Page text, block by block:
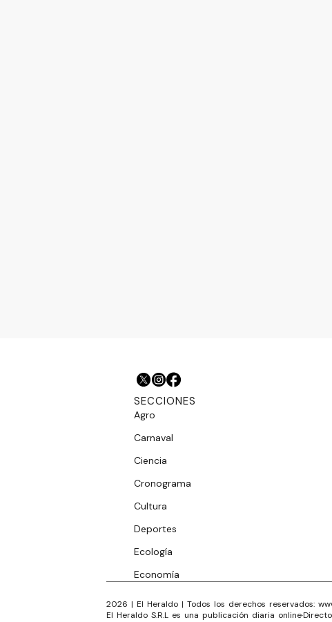
SECCIONES
Agro
Carnaval
Ciencia
Cronograma
Cultura
Deportes
Ecología
Economía
2026 | El Heraldo | Todos los derechos reservados:
El Heraldo S.R.L es una publicación diaria online·